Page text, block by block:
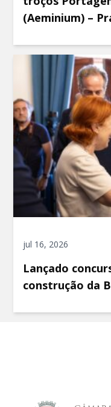
(Aeminium) –
jul 16, 2026
Lançado
construção da